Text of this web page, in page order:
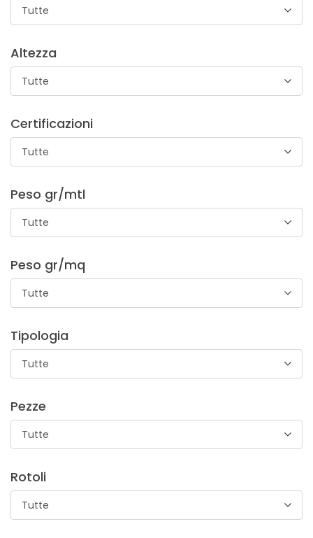
Tutte
Altezza
Tutte
Certificazioni
Tutte
Peso gr/mtl
Tutte
Peso gr/mq
Tutte
Tipologia
Tutte
Pezze
Tutte
Rotoli
Tutte